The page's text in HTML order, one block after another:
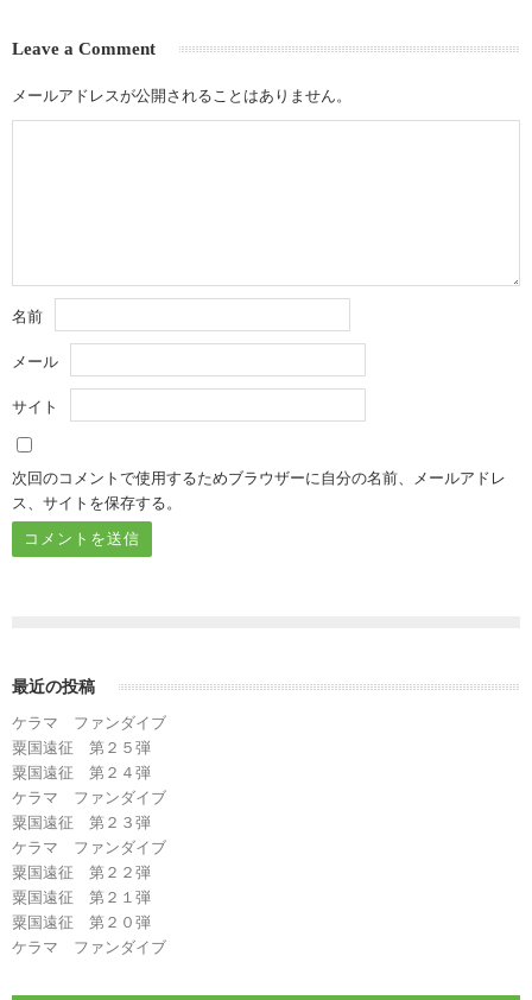
Leave a Comment
メールアドレスが公開されることはありません。
名前
メール
サイト
次回のコメントで使用するためブラウザーに自分の名前、メールアドレ
ス、サイトを保存する。
最近の投稿
ケラマ ファンダイブ
粟国遠征 第２５弾
粟国遠征 第２４弾
ケラマ ファンダイブ
粟国遠征 第２３弾
ケラマ ファンダイブ
粟国遠征 第２２弾
粟国遠征 第２１弾
粟国遠征 第２０弾
ケラマ ファンダイブ